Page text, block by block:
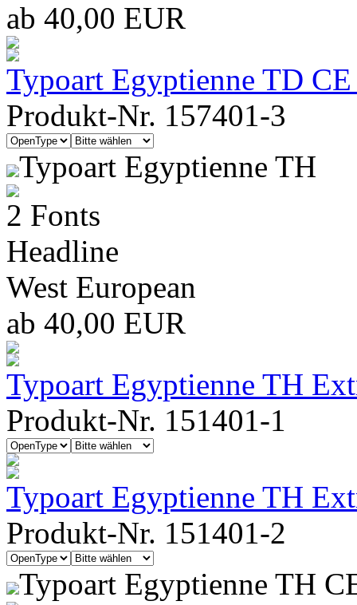
ab 40,00 EUR
Typoart Egyptienne TD
Produkt-Nr. 157401-3
Typoart Egyptienne TH
2 Fonts
Headline
West European
ab 40,00 EUR
Typoart Egyptienne TH
Produkt-Nr. 151401-1
Typoart Egyptienne TH
Produkt-Nr. 151401-2
Typoart Egyptienne TH